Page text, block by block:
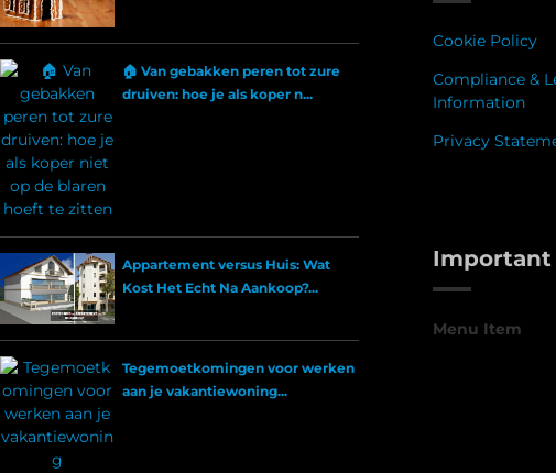
🏠 Van gebakken peren tot zure
druiven: hoe je als koper n...
Appartement versus Huis: Wat
Kost Het Echt Na Aankoop?...
Tegemoetkomingen voor werken
aan je vakantiewoning...
Cookie Policy
Compliance &
Information
Privacy
Important
Menu Item